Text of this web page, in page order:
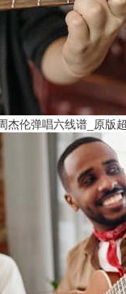
杰伦弹唱六线谱_原版